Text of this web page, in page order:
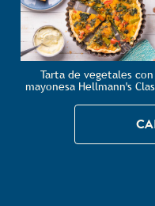
Tarta de vegetales con
mayonesa Hellmann's